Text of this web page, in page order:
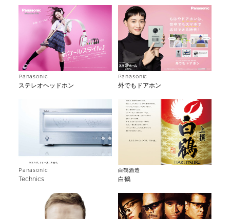
Panasonic
ステレオヘッドホン
Panasonic
外でもドアホン
Panasonic
Technics
白鶴酒造
白鶴